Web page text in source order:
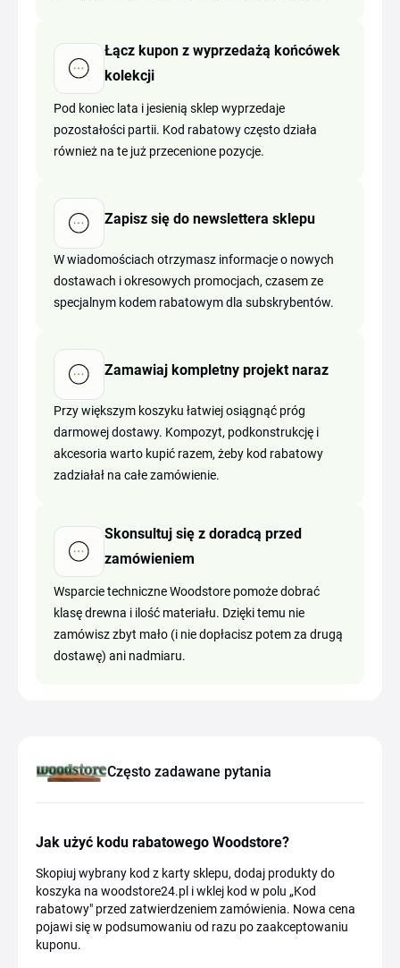
Łącz kupon z wyprzedażą końcówek
kolekcji
Pod koniec lata i jesienią sklep wyprzedaje
pozostałości partii. Kod rabatowy często działa
również na te już przecenione pozycje.
Zapisz się do newslettera sklepu
W wiadomościach otrzymasz informacje o nowych
dostawach i okresowych promocjach, czasem ze
specjalnym kodem rabatowym dla subskrybentów.
Zamawiaj kompletny projekt naraz
Przy większym koszyku łatwiej osiągnąć próg
darmowej dostawy. Kompozyt, podkonstrukcję i
akcesoria warto kupić razem, żeby kod rabatowy
zadziałał na całe zamówienie.
Skonsultuj się z doradcą przed
zamówieniem
Wsparcie techniczne Woodstore pomoże dobrać
klasę drewna i ilość materiału. Dzięki temu nie
zamówisz zbyt mało (i nie dopłacisz potem za drugą
dostawę) ani nadmiaru.
Często zadawane pytania
Jak użyć kodu rabatowego Woodstore?
Skopiuj wybrany kod z karty sklepu, dodaj produkty do
koszyka na woodstore24.pl i wklej kod w polu „Kod
rabatowy" przed zatwierdzeniem zamówienia. Nowa cena
pojawi się w podsumowaniu od razu po zaakceptowaniu
kuponu.